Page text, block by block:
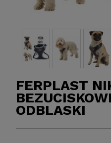
FERPLAST
ODBLASKI